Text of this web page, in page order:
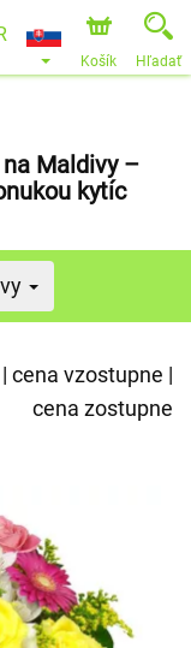
Košík Hľadať
Maldivy –
kytíc
| cena vzostupne |
cena zostupne